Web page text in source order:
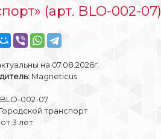
(арт. BLO-002-07)
на 07.08.2026г.
Magneticus
BLO-002-07
Городской транспорт
от 3 лет